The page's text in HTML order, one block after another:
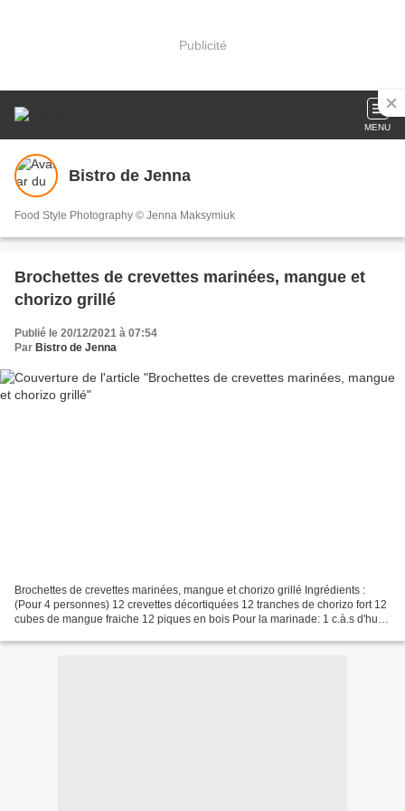
Publicité
MENU
Bistro de Jenna
Food Style Photography © Jenna Maksymiuk
Brochettes de crevettes marinées, mangue et
chorizo grillé
Publié le 20/12/2021 à 07:54
Par Bistro de Jenna
Brochettes de crevettes marinées, mangue et chorizo grillé Ingrédients :
(Pour 4 personnes) 12 crevettes décortiquées 12 tranches de chorizo fort 12
cubes de mangue fraiche 12 piques en bois Pour la marinade: 1 c.à.s d'huile